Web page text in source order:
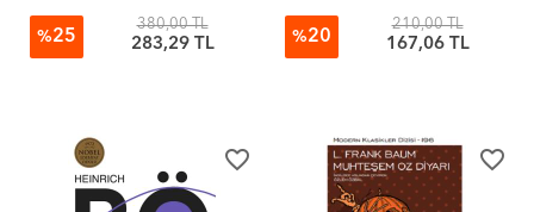
%25
380,00 TL
283,29 TL %20
210,00 TL
167,06 TL
favorite_border favorite_border